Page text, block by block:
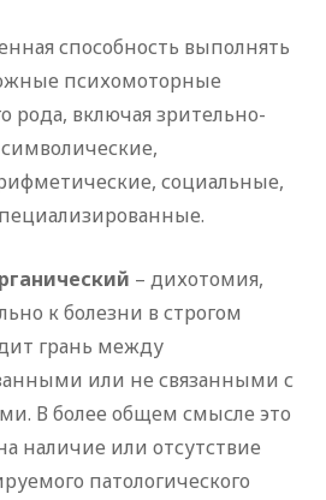
способность выполнять
психомоторные
рода, включая зрительно-
социальные,
– дихотомия,
к болезни в строгом
грань между
или не связанными с
В более общем смысле это
наличие или отсутствие
патологического